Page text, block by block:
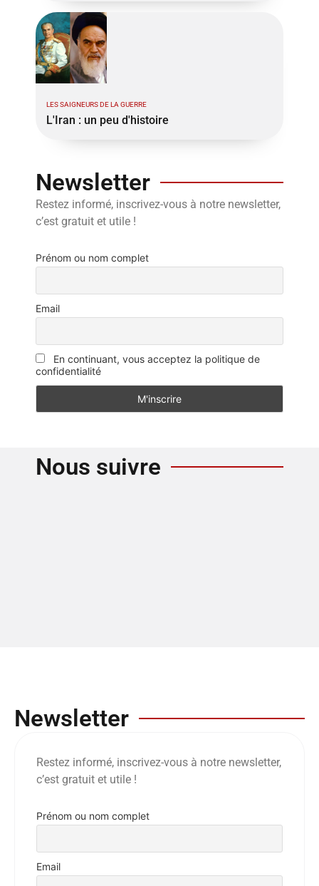
LES SAIGNEURS DE LA GUERRE
L'Iran : un peu d'histoire
Newsletter
Restez informé, inscrivez-vous à notre newsletter,
c’est gratuit et utile !
Prénom ou nom complet
Email
En continuant, vous acceptez la politique de
confidentialité
Nous suivre
Newsletter
Restez informé, inscrivez-vous à notre newsletter,
c’est gratuit et utile !
Prénom ou nom complet
Email